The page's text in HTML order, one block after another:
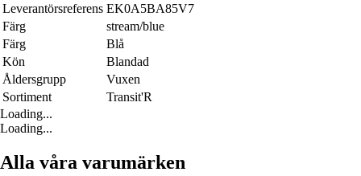
Leverantörsreferens EK0A5BA85V7
Färg
stream/blue
Färg
Blå
Kön
Blandad
Åldersgrupp
Vuxen
Sortiment
Transit'R
Loading...
Loading...
Alla våra varumärken